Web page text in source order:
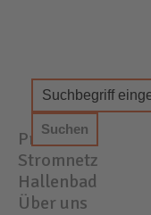
Produkte
Stromnetz
Hallenbad
Über uns